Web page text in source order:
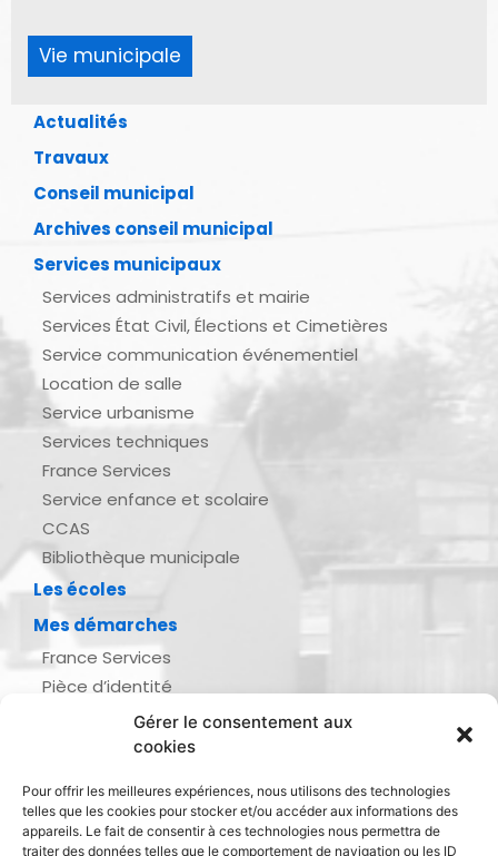
Gérer le consentement aux
cookies
Pour offrir les meilleures expériences, nous utilisons des technologies
telles que les cookies pour stocker et/ou accéder aux informations des
appareils. Le fait de consentir à ces technologies nous permettra de
traiter des données telles que le comportement de navigation ou les ID
Vie municipale
Actualités
Travaux
Conseil municipal
Archives conseil municipal
Services municipaux
Services administratifs et mairie
Services État Civil, Élections et Cimetières
Service communication événementiel
Location de salle
Service urbanisme
Services techniques
France Services
Service enfance et scolaire
CCAS
Bibliothèque municipale
Les écoles
Mes démarches
France Services
Pièce d’identité
Demande d’actes d’état civil
Inscription listes électorales
Recensement militaire